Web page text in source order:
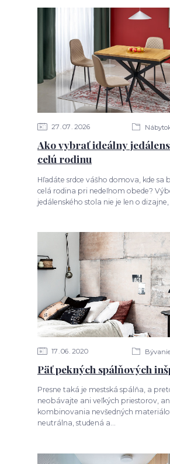
27 07 2026
Ako vybrať ideálny
celú rodinu
Hľadáte srdce vášho domova, kde sa
celá rodina pri nedeľnom obede?
jedálenského stola nie je len o dizajne,
17 06 2020
Päť pekných spálňových
Presne taká je mestská spálňa, a
neobávajte ani veľkých priestorov,
kombinovania nevšedných
neutrálna, studená a...